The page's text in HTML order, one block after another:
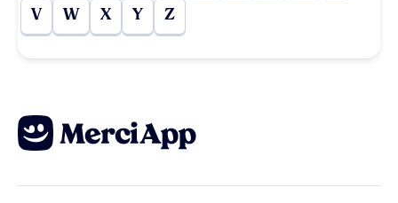
V W X Y Z